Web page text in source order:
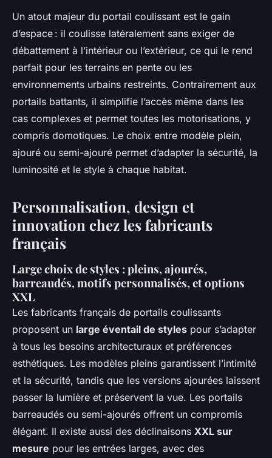
Un atout majeur du portail coulissant est le gain
d’espace : il coulisse latéralement sans exiger de
débattement à l’intérieur ou l’extérieur, ce qui le rend
parfait pour les terrains en pente ou les
environnements urbains restreints. Contrairement aux
portails battants, il simplifie l’accès même dans les
cas complexes et permet toutes les motorisations, y
compris domotiques. Le choix entre modèle plein,
ajouré ou semi-ajouré permet d’adapter la sécurité, la
luminosité et le style à chaque habitat.
Personnalisation, design et
innovation chez les fabricants
français
Large choix de styles : pleins, ajourés,
barreaudés, motifs personnalisés, et options
XXL
Les fabricants français de portails coulissants
proposent un large éventail de styles pour s’adapter
à tous les besoins architecturaux et préférences
esthétiques. Les modèles pleins garantissent l’intimité
et la sécurité, tandis que les versions ajourées laissent
passer la lumière et préservent la vue. Les portails
barreaudés ou semi-ajourés offrent un compromis
élégant. Il existe aussi des déclinaisons XXL sur
mesure pour les entrées larges, avec des